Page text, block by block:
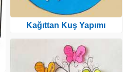
Kağıttan Kuş Yapımı